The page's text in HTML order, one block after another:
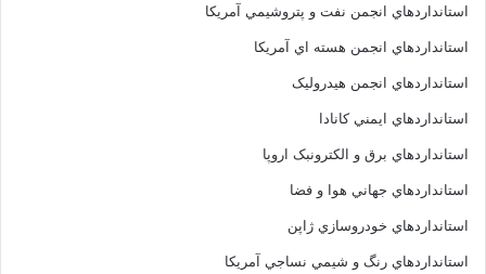
استانداردهاي انجمن نفت و پتروشيمي آمريکا
استانداردهاي انجمن هسته اي آمريکا
استانداردهاي انجمن هيدروليک
استانداردهاي ايمني کانادا
استانداردهاي برق و الکترونبک اروپا
استانداردهاي جهاني هوا و فضا
استانداردهاي خودروسازي ژاپن
استانداردهاي رنگ و شيمي نساجي آمريکا